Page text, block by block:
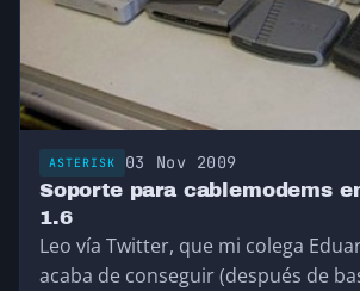
ASTERISK 03 Nov 2009
Soporte para cablemodems
1.6
Leo vía Twitter, que mi colega
acaba de conseguir (después de